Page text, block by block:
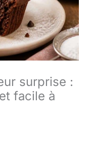
surprise :
facile à